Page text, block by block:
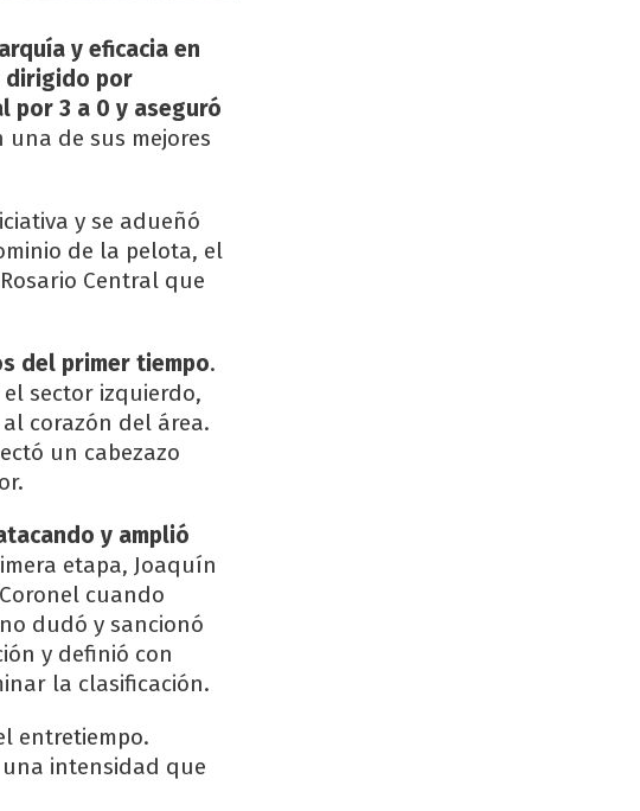
y eficacia en
dirigido por
por 3 a 0 y aseguró
una de sus mejores
y se adueñó
de la pelota, el
Central que
del primer tiempo.
sector izquierdo,
corazón del área.
un cabezazo
y amplió
etapa, Joaquín
cuando
dudó y sancionó
y definió con
la clasificación.
entretiempo.
intensidad que